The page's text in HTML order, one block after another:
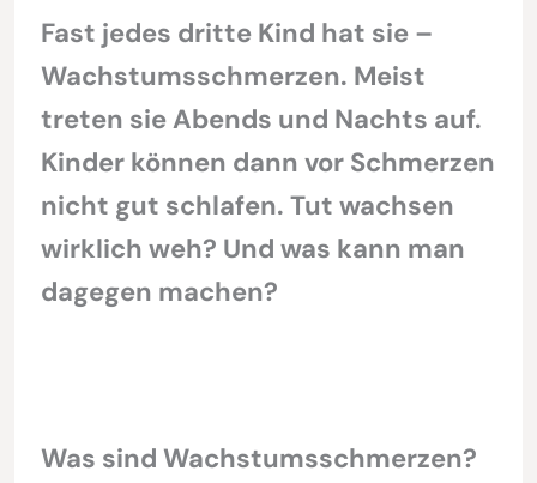
Fast jedes dritte Kind hat sie –
Wachstumsschmerzen. Meist
treten sie Abends und Nachts auf.
Kinder können dann vor Schmerzen
nicht gut schlafen. Tut wachsen
wirklich weh? Und was kann man
dagegen machen?
Was sind Wachstumsschmerzen?